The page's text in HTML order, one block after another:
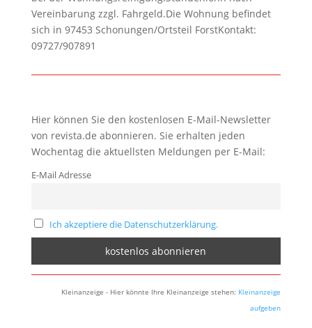
Vereinbarung zzgl. Fahrgeld.Die Wohnung befindet
sich in 97453 Schonungen/Ortsteil ForstKontakt:
09727/907891
Hier können Sie den kostenlosen E-Mail-Newsletter
von revista.de abonnieren. Sie erhalten jeden
Wochentag die aktuellsten Meldungen per E-Mail:
E-Mail Adresse
Ich akzeptiere die Datenschutzerklärung.
Kleinanzeige - Hier könnte Ihre Kleinanzeige stehen: Kleinanzeige
aufgeben